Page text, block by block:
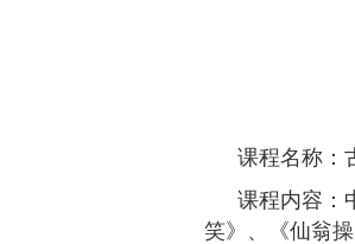
课程名称：
课程内容：
笑》、《仙翁